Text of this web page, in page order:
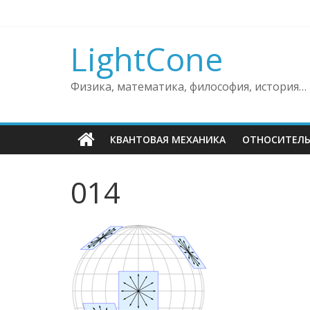
LightCone
Физика, математика, философия, история…
КВАНТОВАЯ МЕХАНИКА
014